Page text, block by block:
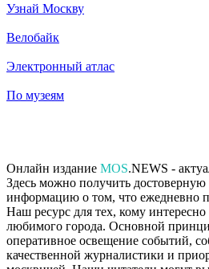
Узнай Москву
Велобайк
Электронный атлас
По музеям
Онлайн издание MOS.NEWS -
Здесь можно получить
информацию о том, что ежедневно
Наш ресурс для тех, кому интересно
любимого города. Основной
оперативное освещение событий,
качественной журналистики и